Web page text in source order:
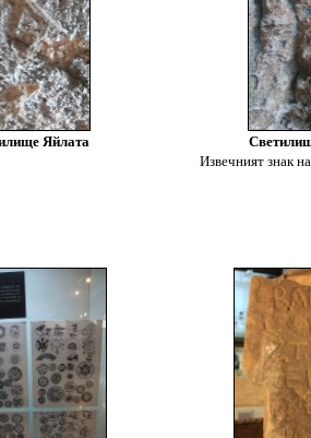
Яйлата
Извечният знак